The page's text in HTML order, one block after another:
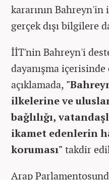
kararının Bahreyn'in
gerçek dışı bilgilere
İİT'nin Bahreyn'i
dayanışma
açıklamada,
ilkelerine ve
bağlılığı,
ikamet edenlerin
koruması" takdir
Arap